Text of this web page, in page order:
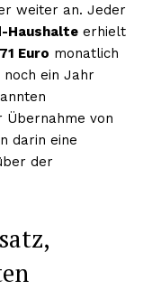
weiter an. Jeder
Haushalte erhielt
Euro monatlich
ein Jahr
Übernahme von
darin eine
der